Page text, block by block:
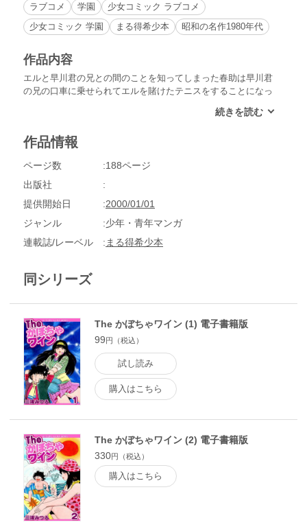
ラブコメ
学園
少女コミック ラブコメ
少女コミック 学園
まる得希少本 昭和の名作1980年代
作品内容
エルと早川君の兄との間のことを知ってしまった春助は早川君
の兄の口車に乗せられてエルを賭けたテニスをすることになっ
作品情報
ページ数
188ページ
出版社
提供開始日
2000/01/01
ジャンル
少年・青年マンガ
連載誌/レーベル
まる得希少本
同シリーズ
The かぼちゃワイン (1) 電子書籍版
99円（税込）
試し読み
購入はこちら
The かぼちゃワイン (2) 電子書籍版
330円（税込）
購入はこちら